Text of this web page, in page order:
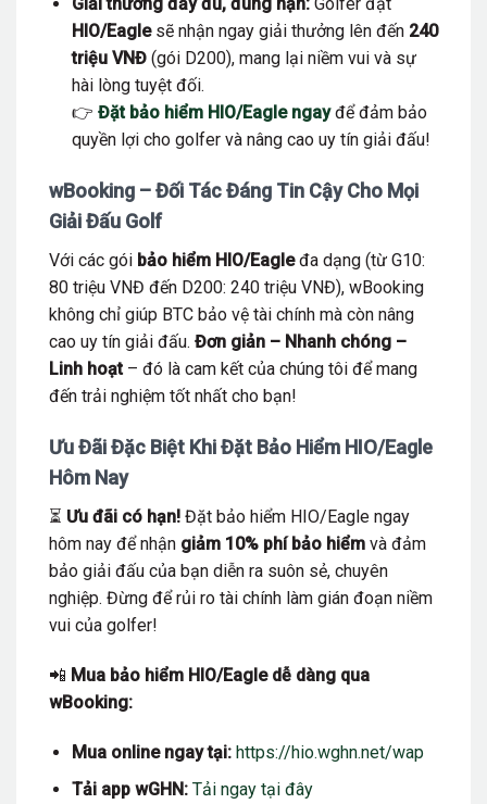
Giải thưởng đầy đủ, đúng hạn:Golfer đạt
HIO/Eaglesẽ nhận ngay giải thưởng lên đến 240
triệu VNĐ(gói D200), mang lại niềm vui và sự
hài lòng tuyệt đối.
👉 Đặt bảo hiểm HIO/Eagle ngayđể đảm bảo
quyền lợi cho golfer và nâng cao uy tín giải đấu!
wBooking – Đối Tác Đáng Tin Cậy Cho Mọi
Giải Đấu Golf
Với các gói bảo hiểm HIO/Eagleđa dạng (từ G10:
80 triệu VNĐ đến D200: 240 triệu VNĐ), wBooking
không chỉ giúp BTC bảo vệ tài chính mà còn nâng
cao uy tín giải đấu. Đơn giản – Nhanh chóng –
Linh hoạt– đó là cam kết của chúng tôi để mang
đến trải nghiệm tốt nhất cho bạn!
Ưu Đãi Đặc Biệt Khi Đặt Bảo Hiểm HIO/Eagle
Hôm Nay
⏳ Ưu đãi có hạn! Đặt bảo hiểm HIO/Eagle ngay
hôm nay để nhận giảm 10% phí bảo hiểm và đảm
bảo giải đấu của bạn diễn ra suôn sẻ, chuyên
nghiệp. Đừng để rủi ro tài chính làm gián đoạn niềm
vui của golfer!
📲 Mua bảo hiểm HIO/Eagle dễ dàng qua
wBooking:
Mua online ngay tại: https://hio.wghn.net/wap
Tải app wGHN: Tải ngay tại đây